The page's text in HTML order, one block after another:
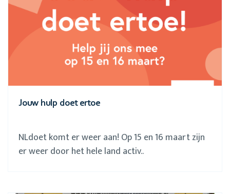
Jouw hulp doet ertoe
NLdoet komt er weer aan! Op 15 en 16 maart zijn
er weer door het hele land activ..